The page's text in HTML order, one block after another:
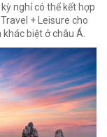
nghỉ có thể kết hợp
+ Leisure cho
biệt ở châu Á.